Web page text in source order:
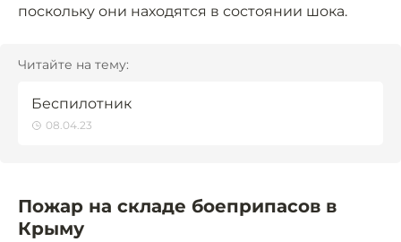
поскольку они находятся в состоянии шока.
Читайте на тему:
Беспилотник
08.04.23
Пожар на складе боеприпасов в
Крыму